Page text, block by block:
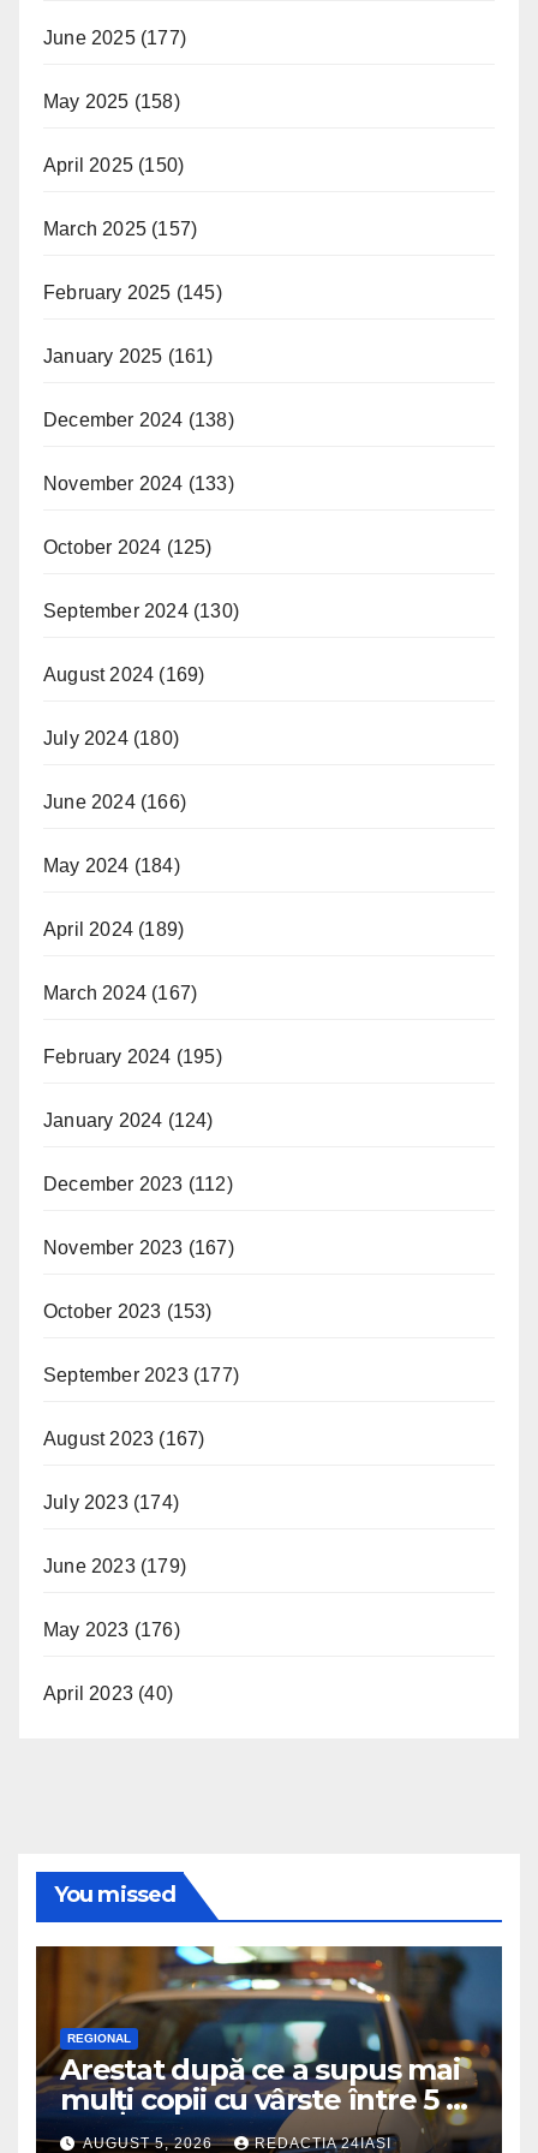
June 2025(177)
May 2025 (158)
April 2025 (150)
March 2025 (157)
February 2025 (145)
January 2025 (161)
December 2024 (138)
November 2024 (133)
October 2024 (125)
September 2024(130)
August 2024 (169)
July 2024(180)
June 2024(166)
May 2024 (184)
April 2024 (189)
March 2024 (167)
February 2024 (195)
January 2024 (124)
December 2023 (112)
November 2023 (167)
October 2023 (153)
September 2023(177)
August 2023 (167)
July 2023(174)
June 2023(179)
May 2023 (176)
April 2023 (40)
You missed
REGIONAL
Arestat după ce a supus mai
mulți copii cu vârste între 5 și
16 ani unor orori de
AUGUST 5, 2026 REDACTIA 24IASI